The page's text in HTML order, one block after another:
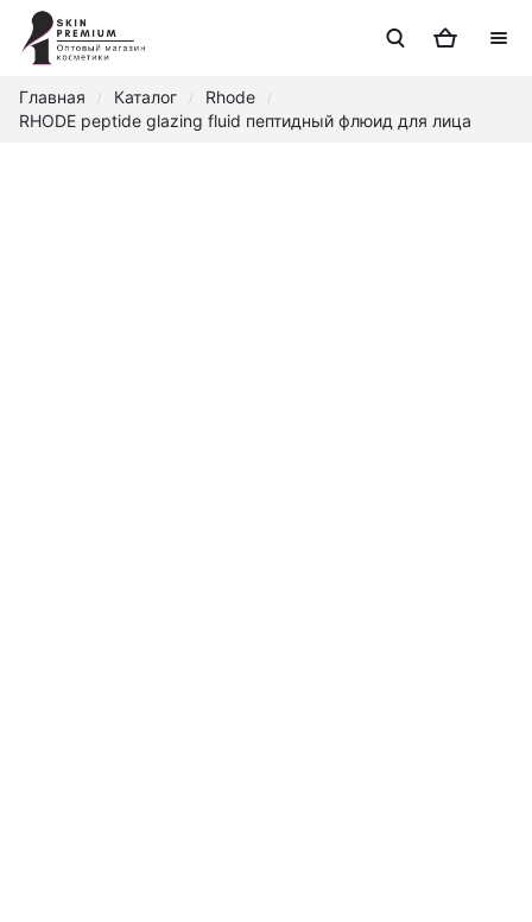
Главная / Каталог / Rhode /
RHODE peptide glazing fluid пептидный флюид для лица